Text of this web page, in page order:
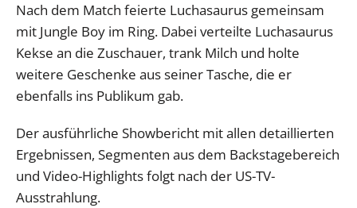
Nach dem Match feierte Luchasaurus gemeinsam
mit Jungle Boy im Ring. Dabei verteilte Luchasaurus
Kekse an die Zuschauer, trank Milch und holte
weitere Geschenke aus seiner Tasche, die er
ebenfalls ins Publikum gab.
Der ausführliche Showbericht mit allen detaillierten
Ergebnissen, Segmenten aus dem Backstagebereich
und Video-Highlights folgt nach der US-TV-
Ausstrahlung.